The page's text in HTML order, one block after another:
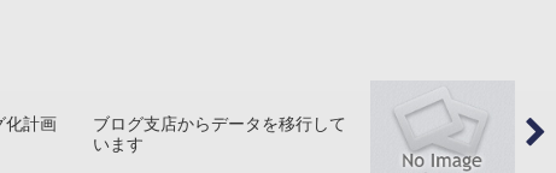
化計画
ブログ支店からデータを移行して
います